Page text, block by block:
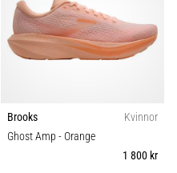
Brooks
Kvinnor
Ghost Amp - Orange
1 800 kr